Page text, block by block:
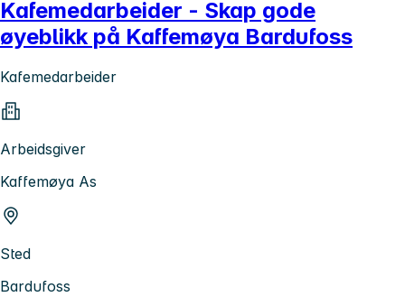
Kafemedarbeider - Skap gode
øyeblikk på Kaffemøya Bardufoss
Kafemedarbeider
Arbeidsgiver
Kaffemøya As
Sted
Bardufoss